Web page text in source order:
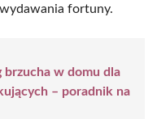
fortuny.
brzucha w domu dla
– poradnik na